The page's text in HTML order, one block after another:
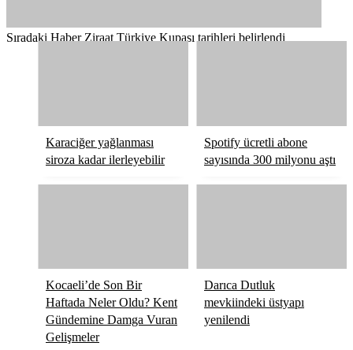
Sıradaki Haber Ziraat Türkiye Kupası tarihleri belirlendi
Karaciğer yağlanması
siroza kadar ilerleyebilir
Spotify ücretli abone
sayısında 300 milyonu aştı
Kocaeli’de Son Bir
Haftada Neler Oldu? Kent
Gündemine Damga Vuran
Gelişmeler
Darıca Dutluk
mevkiindeki üstyapı
yenilendi